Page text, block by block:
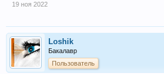
19 ноя 2022
Loshik
Бакалавр
Пользователь